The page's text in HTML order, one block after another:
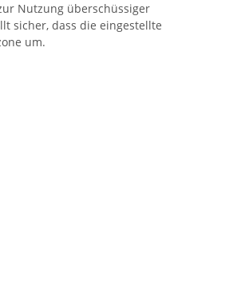
Nutzung überschüssiger
sicher, dass die eingestellte
um.